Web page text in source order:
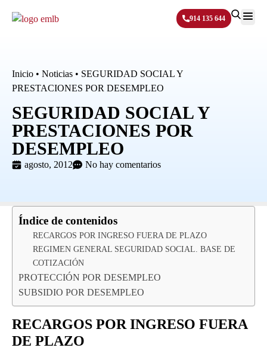
914 135 644
Inicio • Noticias • SEGURIDAD SOCIAL Y
PRESTACIONES POR DESEMPLEO
SEGURIDAD SOCIAL Y
PRESTACIONES POR
DESEMPLEO
agosto, 2012 No hay comentarios
Índice de contenidos
RECARGOS POR INGRESO FUERA DE PLAZO
REGIMEN GENERAL SEGURIDAD SOCIAL. BASE DE
COTIZACIÓN
PROTECCIÓN POR DESEMPLEO
SUBSIDIO POR DESEMPLEO
RECARGOS POR INGRESO FUERA
DE PLAZO